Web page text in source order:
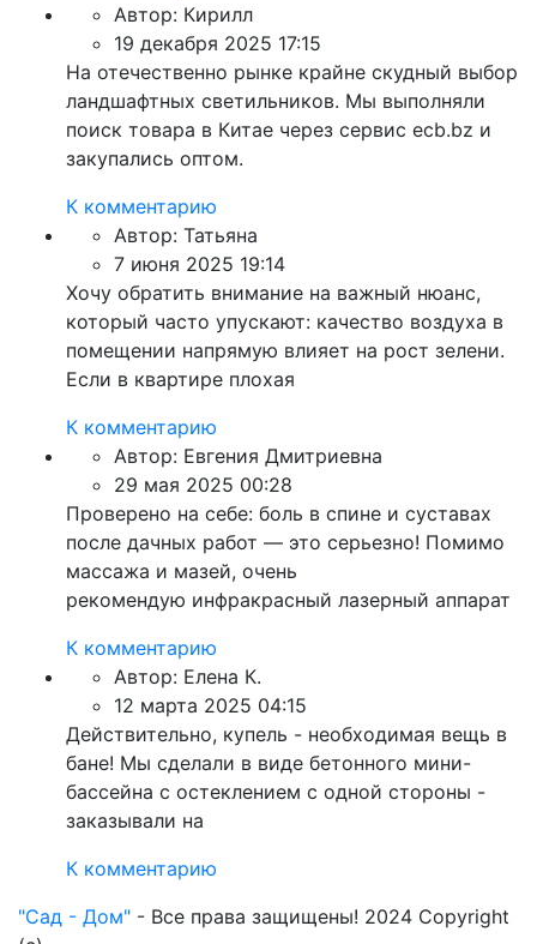
Автор: Кирилл
19 декабря 2025 17:15
На отечественно рынке крайне скудный выбор
ландшафтных светильников. Мы выполняли
поиск товара в Китае через сервис ecb.bz и
закупались оптом.
К комментарию
Автор: Татьяна
7 июня 2025 19:14
Хочу обратить внимание на важный нюанс,
который часто упускают: качество воздуха в
помещении напрямую влияет на рост зелени.
Если в квартире плохая
К комментарию
Автор: Евгения Дмитриевна
29 мая 2025 00:28
Проверено на себе: боль в спине и суставах
после дачных работ — это серьезно! Помимо
массажа и мазей, очень
рекомендую инфракрасный лазерный аппарат
К комментарию
Автор: Елена К.
12 марта 2025 04:15
Действительно, купель - необходимая вещь в
бане! Мы сделали в виде бетонного мини-
бассейна с остеклением с одной стороны -
заказывали на
К комментарию
"Сад - Дом" - Все права защищены! 2024 Copyright